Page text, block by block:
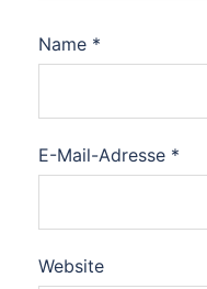
Name *
E-Mail-Adresse *
Website